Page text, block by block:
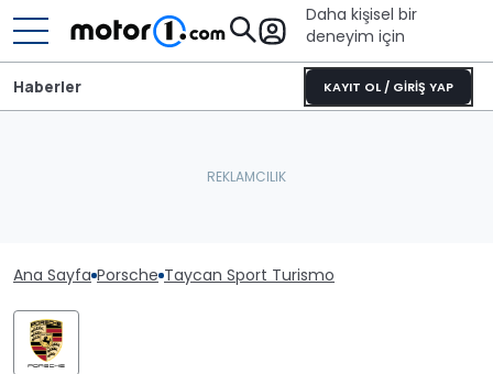
Daha kişisel bir
deneyim için
KAYIT OL / GİRİŞ YAP
Haberler
Ana Sayfa Porsche Taycan Sport Turismo